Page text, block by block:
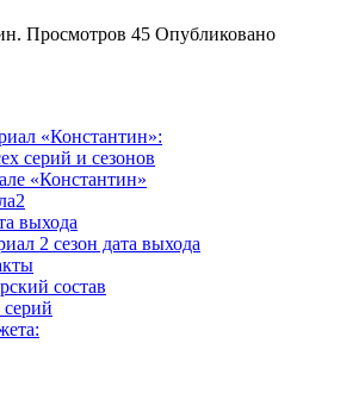
Просмотров 45 Опубликовано
«Константин»:
серий и сезонов
«Константин»
выхода
2 сезон дата выхода
состав